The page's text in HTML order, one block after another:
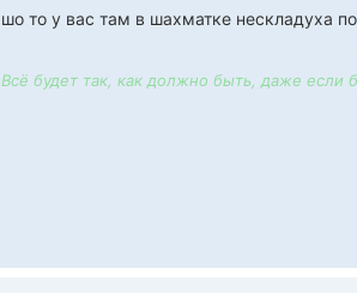
шо то у вас там в шахматке нескладуха
Всё будет так, как должно быть, даже если